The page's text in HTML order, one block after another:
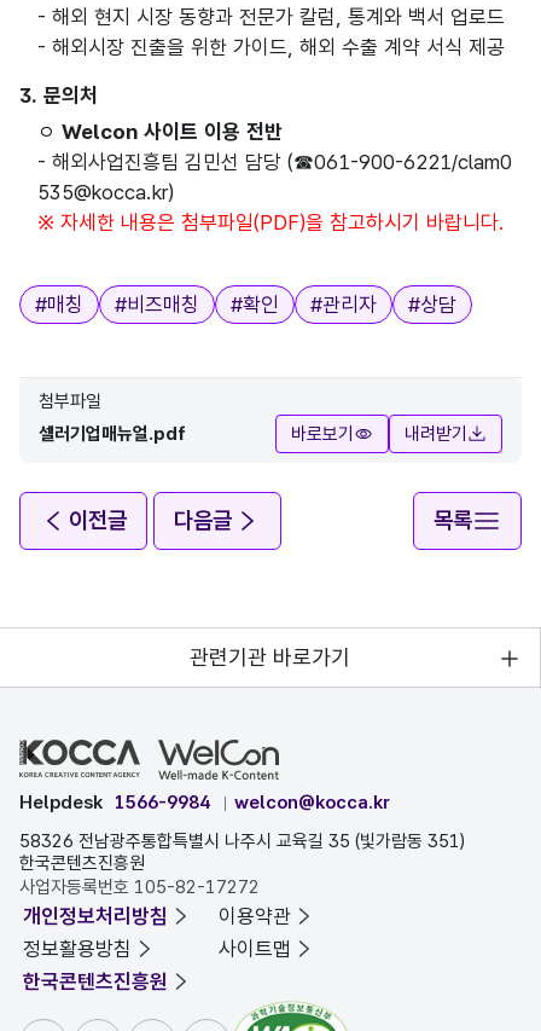
- 해외 현지 시장 동향과 전문가 칼럼, 통계와 백서 업로드
- 해외시장 진출을 위한 가이드, 해외 수출 계약 서식 제공
3. 문의처
ㅇ Welcon 사이트 이용 전반
- 해외사업진흥팀 김민선 담당 (☎061-900-6221/clam0
535@kocca.kr)
※ 자세한 내용은 첨부파일(PDF)을 참고하시기 바랍니다.
태그
#매칭 #비즈매칭 #확인 #관리자 #상담
첨부파일
셀러기업매뉴얼.pdf
바로보기 내려받기
이전글 다음글 목록
관련기관 바로가기
Helpdesk 1566-9984
welcon@kocca.kr
58326 전남광주통합특별시 나주시 교육길 35 (빛가람동 351)
한국콘텐츠진흥원
사업자등록번호 105-82-17272
개인정보처리방침
이용약관
정보활용방침
사이트맵
한국콘텐츠진흥원